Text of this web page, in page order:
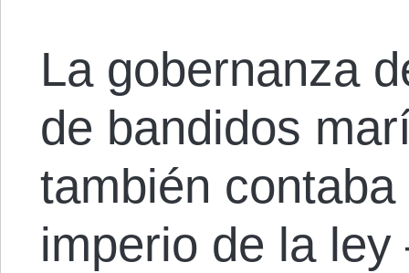
La gobernanza
de bandidos
también
imperio de la